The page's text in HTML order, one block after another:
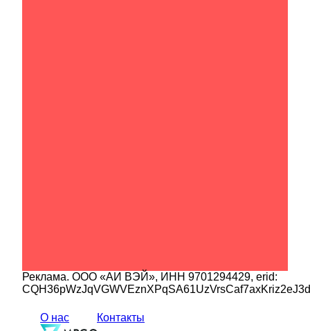
Реклама. ООО «АИ ВЭЙ», ИНН 9701294429, erid:
О нас
Контакты